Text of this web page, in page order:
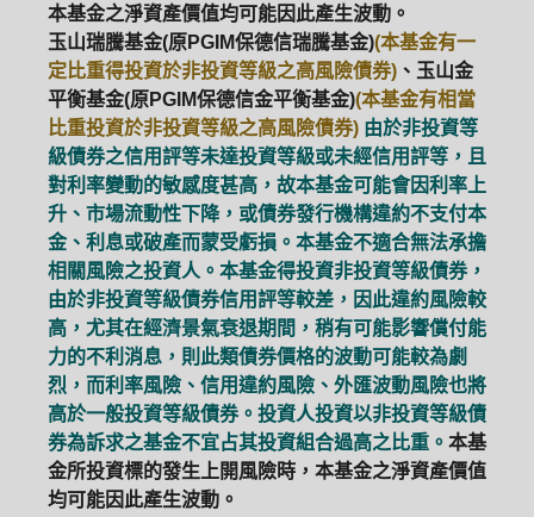
本基金之淨資產價值均可能因此產生波動。
玉山瑞騰基金(原PGIM保德信瑞騰基金)(本基金有一
定比重得投資於非投資等級之高風險債券) 、玉山金
平衡基金(原PGIM保德信金平衡基金)(本基金有相當
比重投資於非投資等級之高風險債券) 由於非投資等
級債券之信用評等未達投資等級或未經信用評等，且
對利率變動的敏感度甚高，故本基金可能會因利率上
升、市場流動性下降，或債券發行機構違約不支付本
金、利息或破產而蒙受虧損。本基金不適合無法承擔
相關風險之投資人。本基金得投資非投資等級債券，
由於非投資等級債券信用評等較差，因此違約風險較
高，尤其在經濟景氣衰退期間，稍有可能影響償付能
力的不利消息，則此類債券價格的波動可能較為劇
烈，而利率風險、信用違約風險、外匯波動風險也將
高於一般投資等級債券。投資人投資以非投資等級債
券為訴求之基金不宜占其投資組合過高之比重。 本基
金所投資標的發生上開風險時，本基金之淨資產價值
均可能因此產生波動。